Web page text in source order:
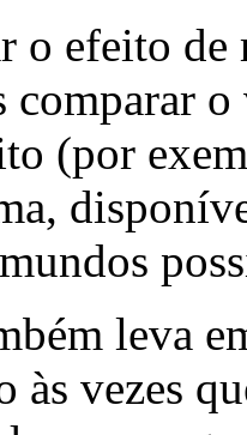
o efeito
comparar
(por
leva
às vezes